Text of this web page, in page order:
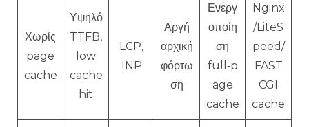
Χωρίς
page
cache
Υψηλό
TTFB,
low
cache
hit
LCP,
INP
Αργή
αρχική
φόρτω
ση
Ενεργ
οποίη
ση
full‑p
age
cache
Nginx
/LiteS
peed/
FAST
CGI
cache